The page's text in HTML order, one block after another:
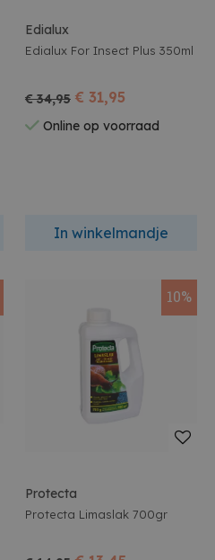
Edialux
Edialux For Insect Plus 350ml
€ 34,95 € 31,95
Online op voorraad
In winkelmandje
10%
Protecta
Protecta Limaslak 700gr